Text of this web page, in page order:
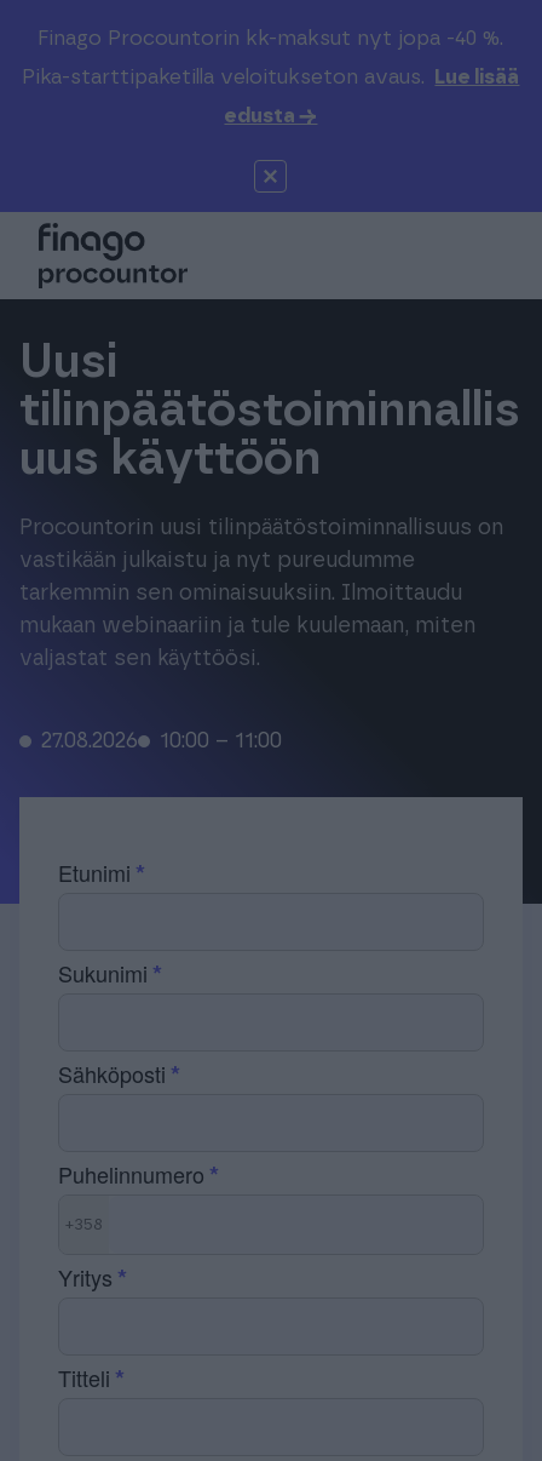
Finago Procountorin kk-maksut nyt jopa -40 %.
Pika-starttipaketilla veloitukseton avaus.
Lue lisää
edusta →
Etsi sivustolta
Valitse kieli
Global (EN)
Kirjaudu
Solo
Sopimuskone
Finago Sign
Kampus
Kenelle
Tilitoimistoille
Kokemuksia
Hinnasto
Tuki & Koulutus
Meistä & Ajankohtaista
Uusi
tilinpäätöstoiminnallis
uus käyttöön
Procountorin uusi tilinpäätöstoiminnallisuus on
vastikään julkaistu ja nyt pureudumme
tarkemmin sen ominaisuuksiin. Ilmoittaudu
mukaan webinaariin ja tule kuulemaan, miten
valjastat sen käyttöösi.
27.08.2026 10:00 – 11:00
Etunimi
Sukunimi
Sähköposti
Puhelinnumero
+358
Yritys
Titteli